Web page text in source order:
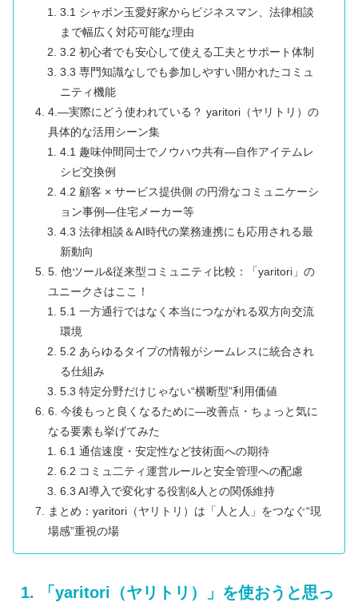
3.1 シャボン玉愛好家からビジネスマン、法律相談
まで幅広く対応可能な理由
3.2 初心者でも安心して使える工夫とサポート体制
3.3 専門知識なしでも参加しやすい開かれたコミュ
ニティ機能
4.―実際にどう使われている？ yaritori（ヤリトリ）の
具体的な活用シーン集
4.1 趣味仲間同士でノウハウ共有―自作アイテムレ
シピ交換例
4.2 顧客 × サービス提供側 の円滑なコミュニケーシ
ョン事例―住宅メーカー等
4.3 法律相談＆AI時代の業務連携にも応用される最
新動向
5. 他ツール&従来型コミュニティ比較：「yaritori」の
ユニークさはここ！
5.1 一方通行ではなく本当につながれる双方向交流
環境
5.2 あらゆるタイプの情報がシームレスに統合され
る仕組み
5.3 特定分野だけじゃない“横断型”利用価値
6. 今後もっと良くなるために—改善点・ちょっと気に
なる要素も挙げてみた
6.1 通信速度・安定性など技術面への期待
6.2 コミュ二ティ運営ルールと安全管理への配慮
6.3 AI導入で変化する役割&人との関係維持
まとめ：yaritori（ヤリトリ）は「人と人」をつなぐ“現
場感”重視の場
1. 「yaritori（ヤリトリ）」を使おうと思っ